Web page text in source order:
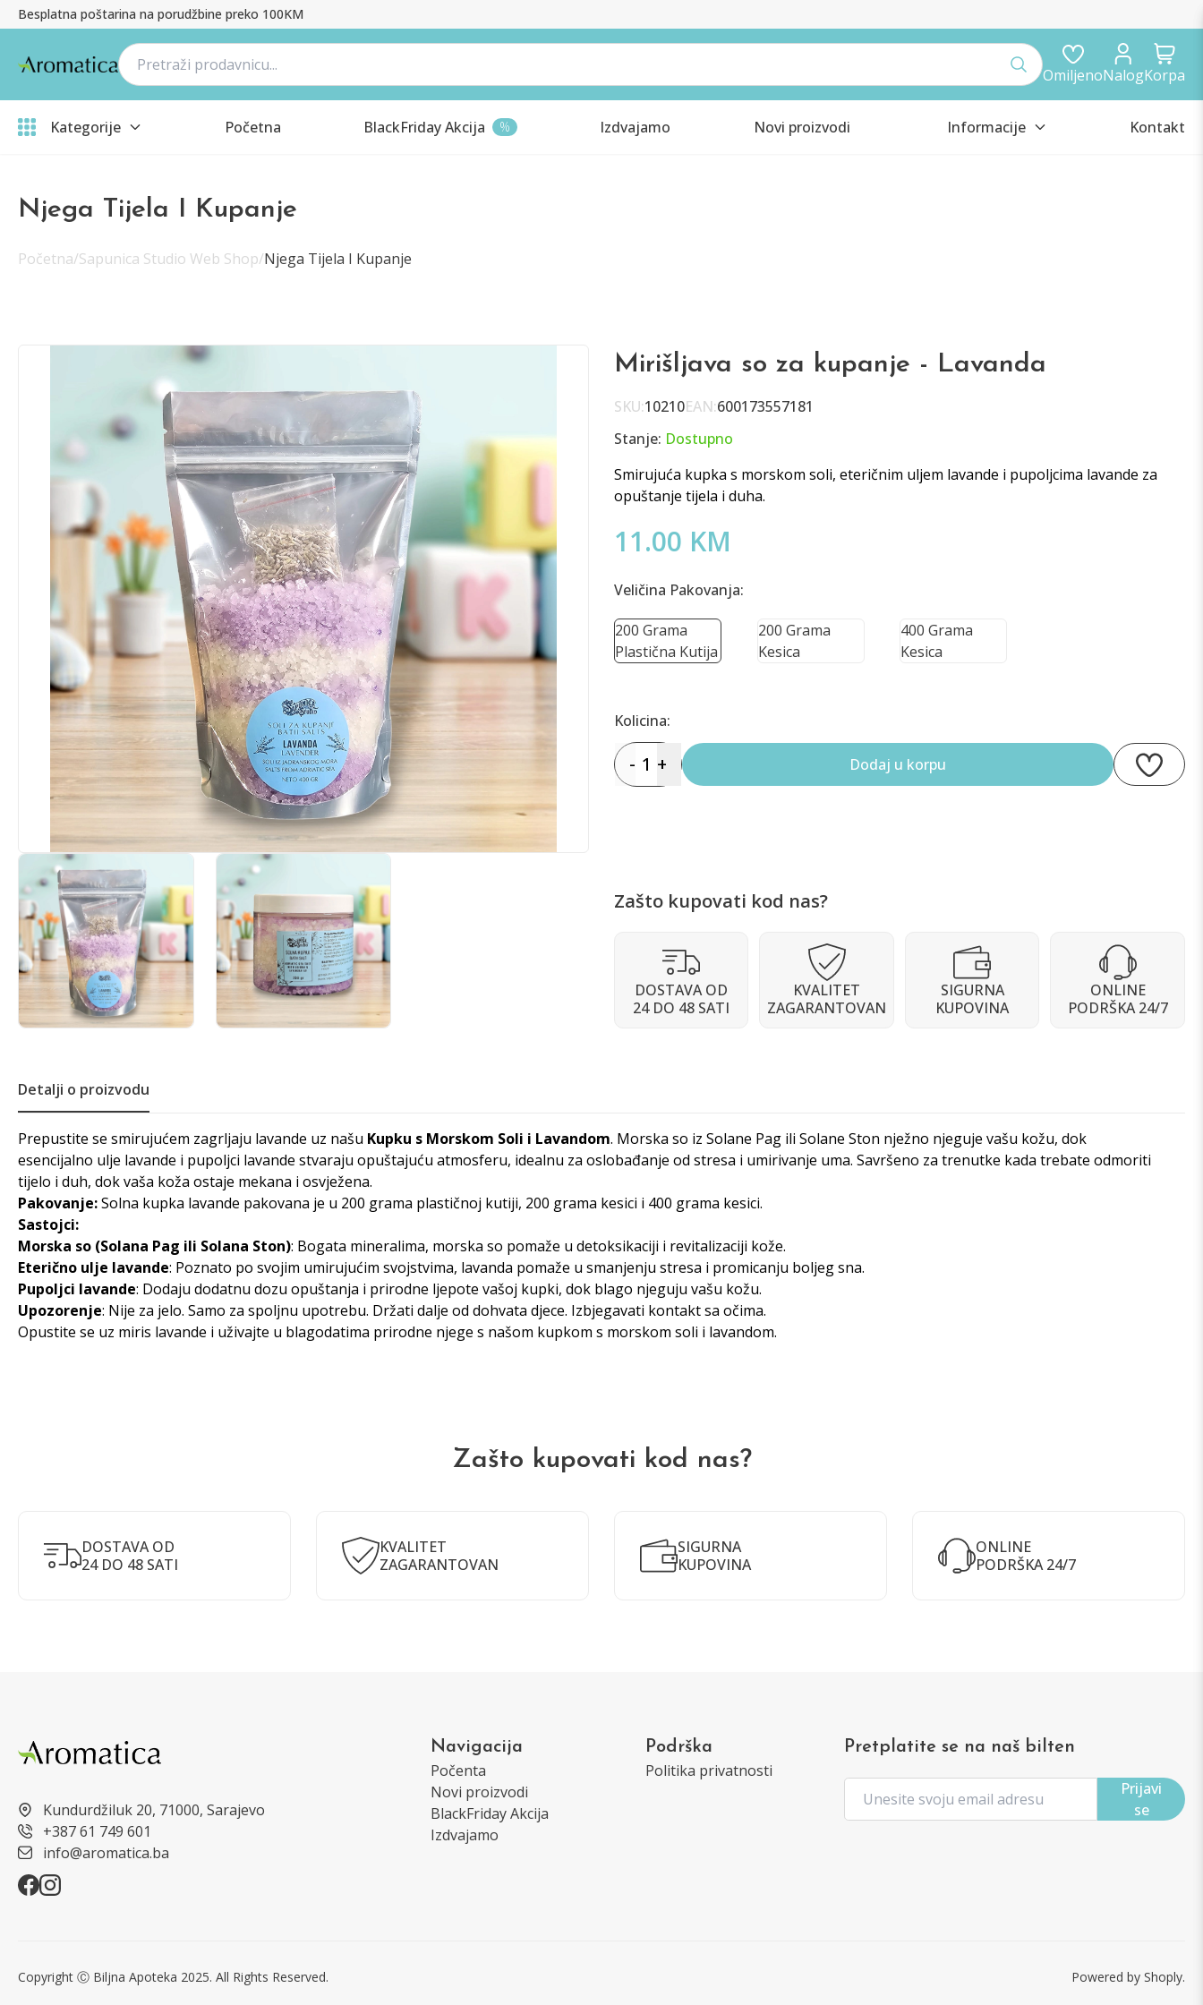
Besplatna poštarina na porudžbine preko 100KM
OmiljenoNalogKorpa
Kategorije Početna BlackFriday Akcija % Izdvajamo Novi proizvodi Informacije Kontakt
Njega Tijela I Kupanje
Početna/Sapunica Studio Web Shop/Njega Tijela I Kupanje
Mirišljava so za kupanje - Lavanda
SKU:10210EAN:600173557181
Stanje: Dostupno
Smirujuća kupka s morskom soli, eteričnim uljem lavande i pupoljcima lavande za
opuštanje tijela i duha.
11.00 KM
Veličina Pakovanja:
200 Grama
Plastična Kutija
200 Grama
Kesica
400 Grama
Kesica
Kolicina:
- 1 + Dodaj u korpu
Zašto kupovati kod nas?
DOSTAVA OD
24 DO 48 SATI
KVALITET
ZAGARANTOVAN
SIGURNA
KUPOVINA
ONLINE
PODRŠKA 24/7
Detalji o proizvodu
Prepustite se smirujućem zagrljaju lavande uz našu Kupku s Morskom Soli i Lavandom. Morska so iz Solane Pag ili Solane Ston nježno njeguje vašu kožu, dok
esencijalno ulje lavande i pupoljci lavande stvaraju opuštajuću atmosferu, idealnu za oslobađanje od stresa i umirivanje uma. Savršeno za trenutke kada trebate odmoriti
tijelo i duh, dok vaša koža ostaje mekana i osvježena.
Pakovanje:Solna kupka lavande pakovana je u 200 grama plastičnoj kutiji, 200 grama kesici i 400 grama kesici.
Sastojci:
Morska so (Solana Pag ili Solana Ston): Bogata mineralima, morska so pomaže u detoksikaciji i revitalizaciji kože.
Eterično ulje lavande: Poznato po svojim umirujućim svojstvima, lavanda pomaže u smanjenju stresa i promicanju boljeg sna.
Pupoljci lavande: Dodaju dodatnu dozu opuštanja i prirodne ljepote vašoj kupki, dok blago njeguju vašu kožu.
Upozorenje: Nije za jelo. Samo za spoljnu upotrebu. Držati dalje od dohvata djece. Izbjegavati kontakt sa očima.
Opustite se uz miris lavande i uživajte u blagodatima prirodne njege s našom kupkom s morskom soli i lavandom.
Zašto kupovati kod nas?
DOSTAVA OD
24 DO 48 SATI
KVALITET
ZAGARANTOVAN
SIGURNA
KUPOVINA
ONLINE
PODRŠKA 24/7
Kundurdžiluk 20, 71000, Sarajevo
+387 61 749 601
info@aromatica.ba
Navigacija
Počenta
Novi proizvodi
BlackFriday Akcija
Izdvajamo
Podrška
Politika privatnosti
Pretplatite se na naš bilten
Prijavi
se
Copyright Ⓒ Biljna Apoteka 2025. All Rights Reserved. Powered by Shoply.